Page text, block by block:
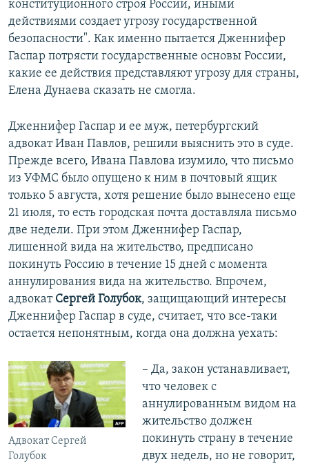
конституционного строя России, иными
действиями создает угрозу государственной
безопасности". Как именно пытается Дженнифер
Гаспар потрясти государственные основы России,
какие ее действия представляют угрозу для страны,
Елена Дунаева сказать не смогла.
Дженнифер Гаспар и ее муж, петербургский
адвокат Иван Павлов, решили выяснить это в суде.
Прежде всего, Ивана Павлова изумило, что письмо
из УФМС было опущено к ним в почтовый ящик
только 5 августа, хотя решение было вынесено еще
21 июля, то есть городская почта доставляла письмо
две недели. При этом Дженнифер Гаспар,
лишенной вида на жительство, предписано
покинуть Россию в течение 15 дней с момента
аннулирования вида на жительство. Впрочем,
адвокатСергей Голубок, защищающий интересы
Дженнифер Гаспар в суде, считает, что все-таки
остается непонятным, когда она должна уехать:
Адвокат Сергей
Голубок
– Да, закон устанавливает,
что человек с
аннулированным видом на
жительство должен
покинуть страну в течение
двух недель, но не говорит,